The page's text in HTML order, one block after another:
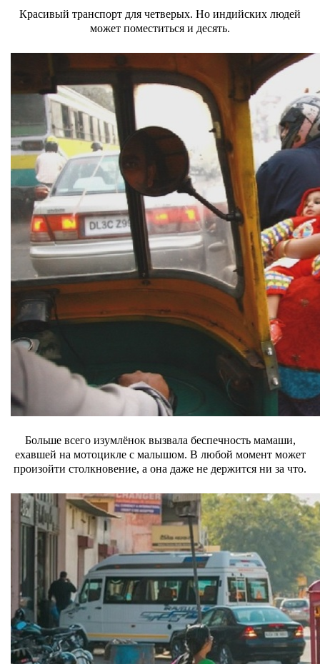
Красивый транспорт для четверых. Но индийских людей
может поместиться и десять.
Больше всего изумлёнок вызвала беспечность мамаши,
ехавшей на мотоцикле с малышом. В любой момент может
произойти столкновение, а она даже не держится ни за что.